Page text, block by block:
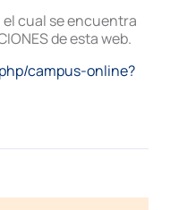
el cual se encuentra
de esta web.
campus-online?